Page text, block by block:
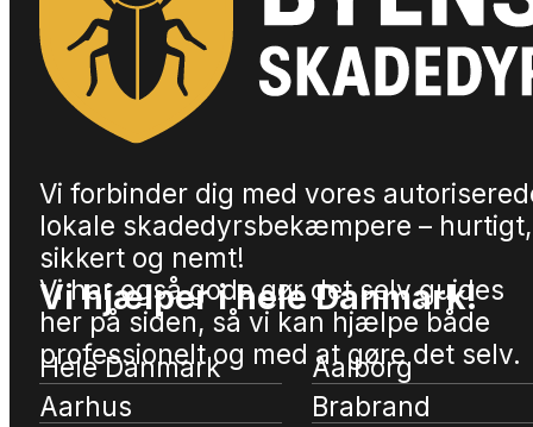
Vi forbinder dig med vores
lokale skadedyrsbekæmpere – hurtigt,
sikkert og nemt!
Vi har også gode gør det selv guides
her på siden, så vi kan hjælpe både
professionelt og med at gøre det selv.
Vi hjælper i hele Danmark!
Hele Danmark
Aalborg
Aarhus
Brabrand